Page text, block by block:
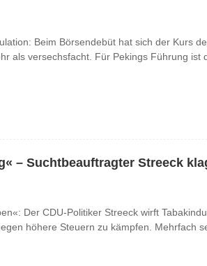
Beim Börsendebüt hat sich der Kurs
als versechsfacht. Für Pekings Führung ist
– Suchtbeauftragter Streeck
Der CDU-Politiker Streeck wirft
höhere Steuern zu kämpfen. Mehrfach